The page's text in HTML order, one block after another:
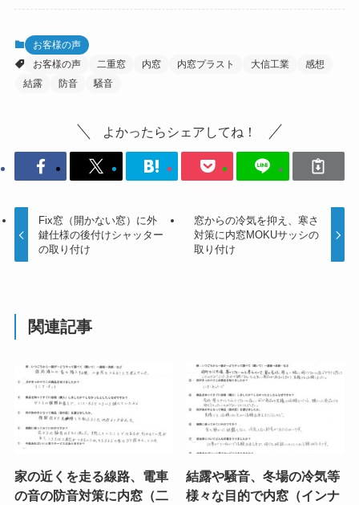
お客様の声
お客様の声
二重窓 内窓 内窓プラスト 大信工業
感想
結露
防音 騒音
よかったらシェアしてね！
Fix窓（開かない窓）に外
鍵仕様の後付けシャッター
の取り付け
窓からの冷気を抑え、寒さ
対策に内窓MOKUサッシの
取り付け
関連記事
家の近くを走る線路、電車
の音の防音対策に内窓（二
結露や騒音、冬場の冷気等
様々な目的で内窓（インナ